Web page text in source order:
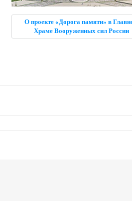
О проекте «Дорога памяти» в
Храме Вооруженных сил России